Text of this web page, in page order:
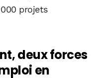
projets
deux forces
en